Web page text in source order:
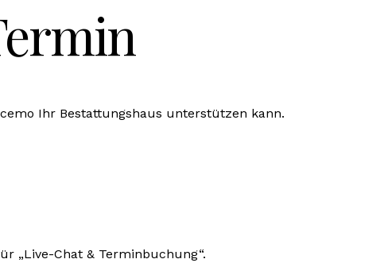
Ihr Bestattungshaus unterstützen kann.
„Live-Chat & Terminbuchung“.